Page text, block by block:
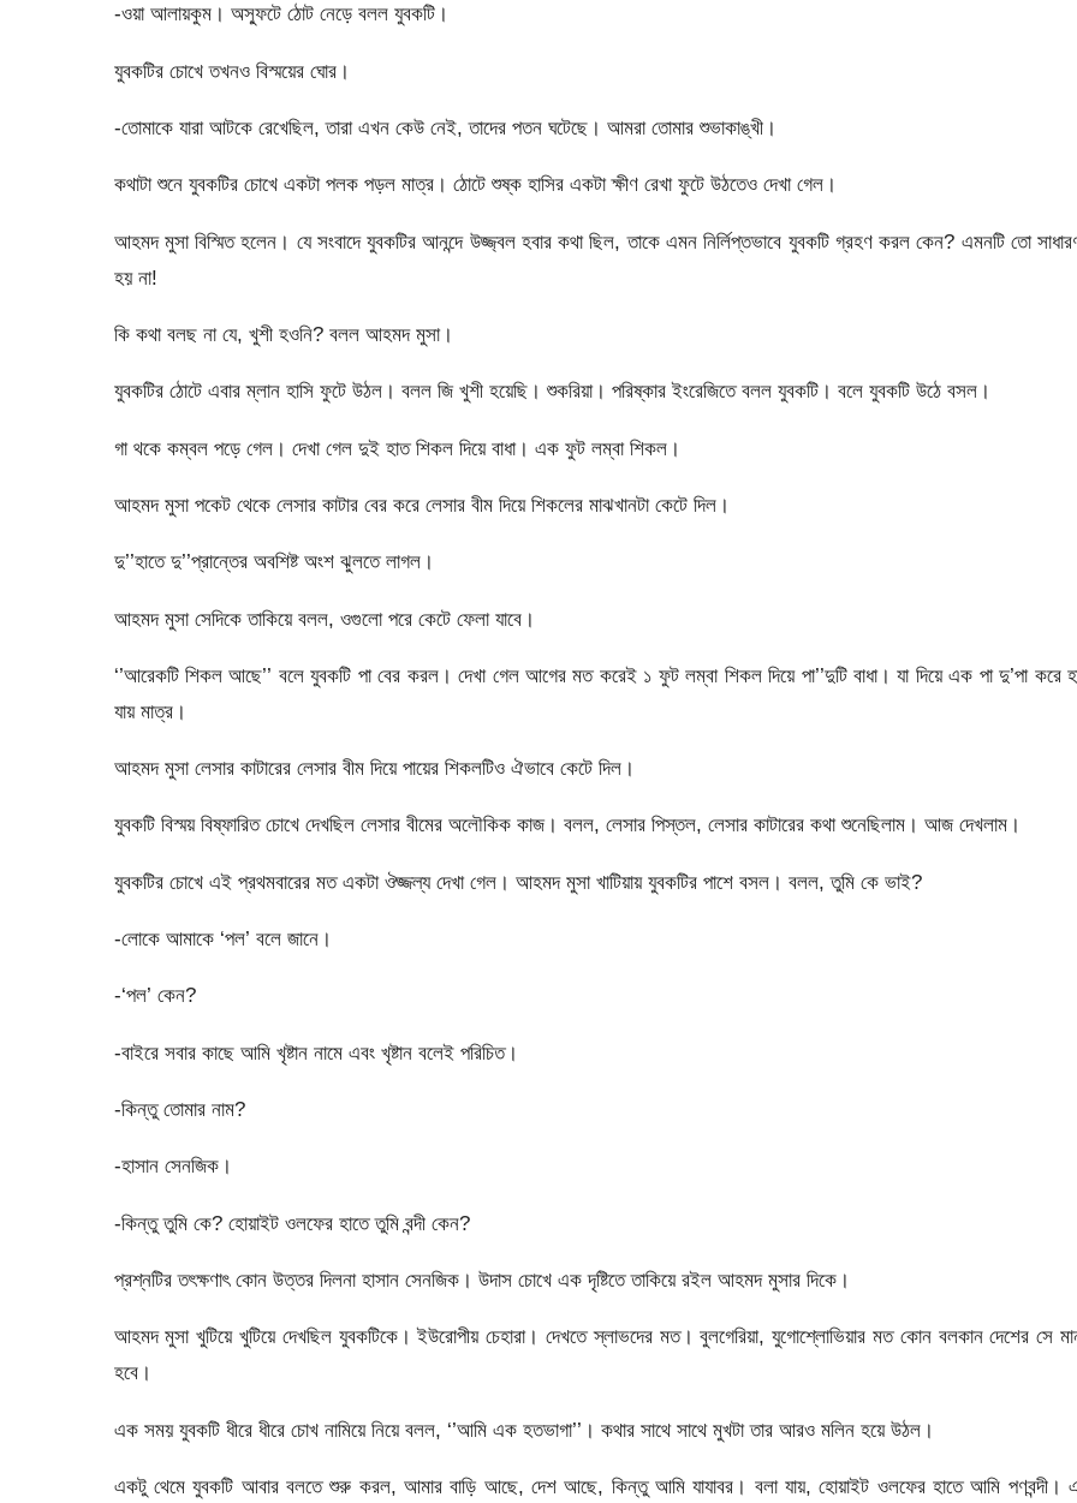
-ওয়া আলায়কুম। অস্ফুটে ঠোট নেড়ে বলল যুবকটি।
যুবকটির চোখে তখনও বিস্ময়ের ঘোর।
-তোমাকে যারা আটকে রেখেছিল, তারা এখন কেউ নেই, তাদের পতন ঘটেছে। আমরা তোমার শুভাকাঙ্খী।
কথাটা শুনে যুবকটির চোখে একটা পলক পড়ল মাত্র। ঠোটে শুষ্ক হাসির একটা ক্ষীণ রেখা ফুটে উঠতেও দেখা গেল।
আহমদ মুসা বিস্মিত হলেন। যে সংবাদে যুবকটির আনন্দে উজ্জ্বল হবার কথা ছিল, তাকে এমন নির্লিপ্তভাবে যুবকটি গ্রহণ করল কেন? এমনটি তো
হয় না!
কি কথা বলছ না যে, খুশী হওনি? বলল আহমদ মুসা।
যুবকটির ঠোটে এবার ম্লান হাসি ফুটে উঠল। বলল জি খুশী হয়েছি। শুকরিয়া। পরিষ্কার ইংরেজিতে বলল যুবকটি। বলে যুবকটি উঠে বসল।
গা থকে কম্বল পড়ে গেল। দেখা গেল দুই হাত শিকল দিয়ে বাধা। এক ফুট লম্বা শিকল।
আহমদ মুসা পকেট থেকে লেসার কাটার বের করে লেসার বীম দিয়ে শিকলের মাঝখানটা কেটে দিল।
দু’’হাতে দু’’প্রান্তের অবশিষ্ট অংশ ঝুলতে লাগল।
আহমদ মুসা সেদিকে তাকিয়ে বলল, ওগুলো পরে কেটে ফেলা যাবে।
‘’আরেকটি শিকল আছে’’ বলে যুবকটি পা বের করল। দেখা গেল আগের মত করেই ১ ফুট লম্বা শিকল দিয়ে পা’’দুটি বাধা। যা দিয়ে এক পা দু’পা করে
যায় মাত্র।
আহমদ মুসা লেসার কাটারের লেসার বীম দিয়ে পায়ের শিকলটিও ঐভাবে কেটে দিল।
যুবকটি বিস্ময় বিষ্ফারিত চোখে দেখছিল লেসার বীমের অলৌকিক কাজ। বলল, লেসার পিস্তল, লেসার কাটারের কথা শুনেছিলাম। আজ দেখলাম।
যুবকটির চোখে এই প্রথমবারের মত একটা ঔজ্জল্য দেখা গেল। আহমদ মুসা খাটিয়ায় যুবকটির পাশে বসল। বলল, তুমি কে ভাই?
-লোকে আমাকে ‘পল’ বলে জানে।
-‘পল’ কেন?
-বাইরে সবার কাছে আমি খৃষ্টান নামে এবং খৃষ্টান বলেই পরিচিত।
-কিন্তু তোমার নাম?
-হাসান সেনজিক।
-কিন্তু তুমি কে? হোয়াইট ওলফের হাতে তুমি বন্দী কেন?
প্রশ্নটির তৎক্ষণাৎ কোন উত্তর দিলনা হাসান সেনজিক। উদাস চোখে এক দৃষ্টিতে তাকিয়ে রইল আহমদ মুসার দিকে।
আহমদ মুসা খুটিয়ে খুটিয়ে দেখছিল যুবকটিকে। ইউরোপীয় চেহারা। দেখতে স্লাভদের মত। বুলগেরিয়া, যুগোশ্লোভিয়ার মত কোন বলকান দেশের সে
হবে।
এক সময় যুবকটি ধীরে ধীরে চোখ নামিয়ে নিয়ে বলল, ‘’আমি এক হতভাগা’’। কথার সাথে সাথে মুখটা তার আরও মলিন হয়ে উঠল।
একটু থেমে যুবকটি আবার বলতে শুরু করল, আমার বাড়ি আছে, দেশ আছে, কিন্তু আমি যাযাবর। বলা যায়, হোয়াইট ওলফের হাতে আমি পণবন্দী।